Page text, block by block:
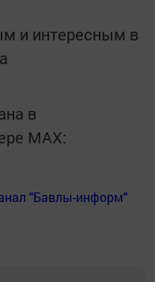
и интересным в
в
MАХ:
"Бавлы-информ"